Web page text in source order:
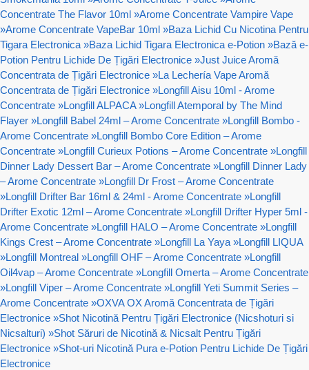
Concentrate The Flavor 10ml »Arome Concentrate Vampire Vape
»Arome Concentrate VapeBar 10ml »Baza Lichid Cu Nicotina Pentru
Tigara Electronica »Baza Lichid Tigara Electronica e-Potion »Bază e-
Potion Pentru Lichide De Țigări Electronice »Just Juice Aromă
Concentrata de Țigări Electronice »La Lechería Vape Aromă
Concentrata de Țigări Electronice »Longfill Aisu 10ml - Arome
Concentrate »Longfill ALPACA »Longfill Atemporal by The Mind
Flayer »Longfill Babel 24ml – Arome Concentrate »Longfill Bombo -
Arome Concentrate »Longfill Bombo Core Edition – Arome
Concentrate »Longfill Curieux Potions – Arome Concentrate »Longfill
Dinner Lady Dessert Bar – Arome Concentrate »Longfill Dinner Lady
– Arome Concentrate »Longfill Dr Frost – Arome Concentrate
»Longfill Drifter Bar 16ml & 24ml - Arome Concentrate »Longfill
Drifter Exotic 12ml – Arome Concentrate »Longfill Drifter Hyper 5ml -
Arome Concentrate »Longfill HALO – Arome Concentrate »Longfill
Kings Crest – Arome Concentrate »Longfill La Yaya »Longfill LIQUA
»Longfill Montreal »Longfill OHF – Arome Concentrate »Longfill
Oil4vap – Arome Concentrate »Longfill Omerta – Arome Concentrate
»Longfill Viper – Arome Concentrate »Longfill Yeti Summit Series –
Arome Concentrate »OXVA OX Aromă Concentrata de Țigări
Electronice »Shot Nicotină Pentru Țigări Electronice (Nicshoturi si
Nicsalturi) »Shot Săruri de Nicotină & Nicsalt Pentru Țigări
Electronice »Shot-uri Nicotină Pura e-Potion Pentru Lichide De Țigări
Electronice